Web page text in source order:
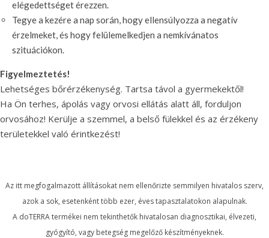
elégedettséget érezzen.
Tegye a kezére a nap során, hogy ellensúlyozza a negatív
érzelmeket, és hogy felülemelkedjen a nemkívánatos
szituációkon.
Figyelmeztetés!
Lehetséges bőrérzékenység. Tartsa távol a gyermekektől!
Ha Ön terhes, ápolás vagy orvosi ellátás alatt áll, forduljon
orvosához! Kerülje a szemmel, a belső fülekkel és az érzékeny
területekkel való érintkezést!
Az itt megfogalmazott állításokat nem ellenőrizte semmilyen hivatalos szerv,
azok a sok, esetenként több ezer, éves tapasztalatokon alapulnak.
A doTERRA termékei nem tekinthetők hivatalosan diagnosztikai, élvezeti,
gyógyító, vagy betegség megelőző készítményeknek.